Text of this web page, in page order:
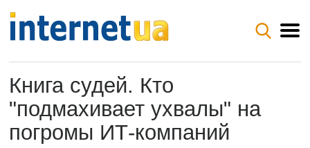
Книга судей. Кто
"подмахивает ухвалы" на
погромы ИТ-компаний